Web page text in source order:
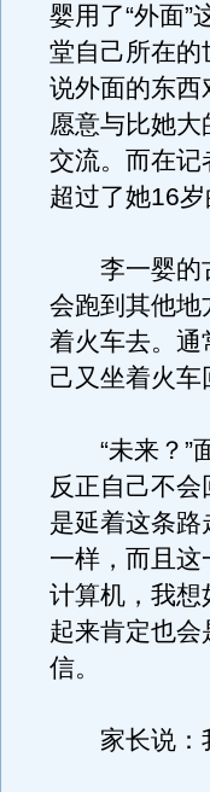
婴用了“外面
堂自己所在的
说外面的东西
愿意与比她
交流。而在记
超过了她16岁
李一婴的古
会跑到其他地
着火车去。
己又坐着火车
“未来？”面
反正自己不
是延着这条路
一样，而且
计算机，我想
起来肯定也会
信。
家长说：我